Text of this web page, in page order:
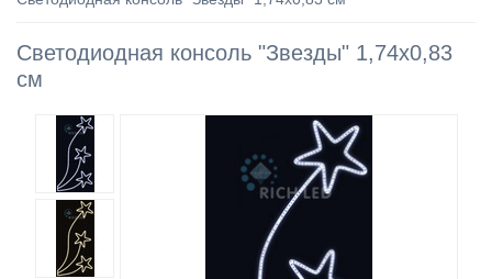
Светодиодная консоль "Звезды" 1,74х0,83
см